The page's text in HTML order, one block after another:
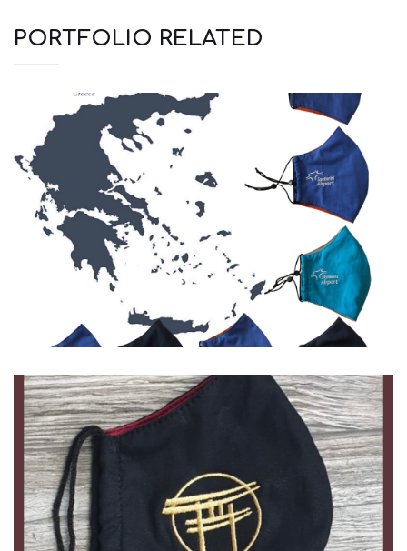
PORTFOLIO RELATED
Μάσκες
Μάσκες